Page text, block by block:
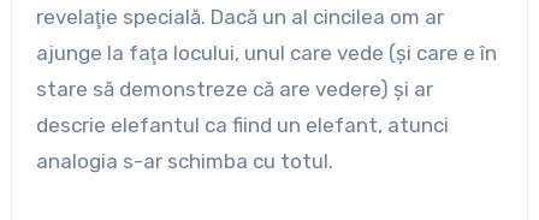
revelaţie specială. Dacă un al cincilea om ar
ajunge la faţa locului, unul care vede (şi care e în
stare să demonstreze că are vedere) şi ar
descrie elefantul ca fiind un elefant, atunci
analogia s-ar schimba cu totul.